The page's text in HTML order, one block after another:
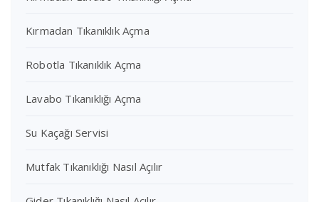
Kırmadan Tıkanıklık Açma
Robotla Tıkanıklık Açma
Lavabo Tıkanıklığı Açma
Su Kaçağı Servisi
Mutfak Tıkanıklığı Nasıl Açılır